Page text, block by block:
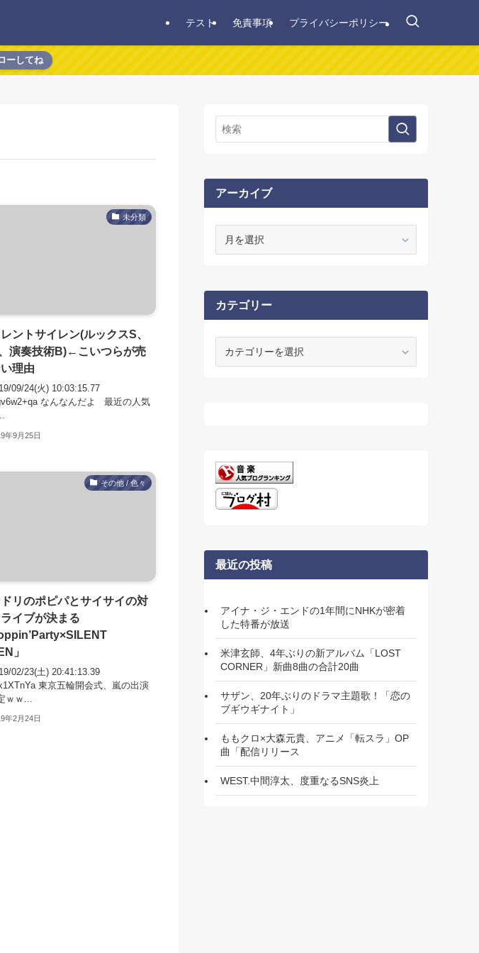
テスト 免責事項 プライバシーポリシー
ーしてね
未分類
ントサイレン(ルックスS、
演奏技術B)←こいつらが売
理由
09/24(火) 10:03:15.77
なんなんだよ 最近の人気
年9月25日
その他 / 色々
リのポピパとサイサイの対
イブが決まる
」
02/23(土) 20:41:13.39
東京五輪開会式、嵐の出演
ｗｗ...
年2月24日
アーカイブ
ブ
カテゴリー
最近の投稿
アイナ・ジ・エンドの1年間にNHKが密着
した特番が放送
米津玄師、4年ぶりの新アルバム「LOST
CORNER」新曲8曲の合計20曲
サザン、20年ぶりのドラマ主題歌！「恋の
ブギウギナイト」
ももクロ×大森元貴、アニメ「転スラ」OP
曲「配信リリース
WEST.中間淳太、度重なるSNS炎上